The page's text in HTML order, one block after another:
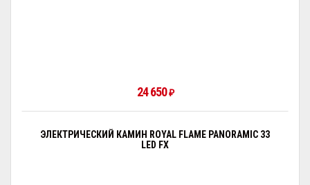
24 650₽
ЭЛЕКТРИЧЕСКИЙ КАМИН ROYAL FLAME PANORAMIC 33
LED FX